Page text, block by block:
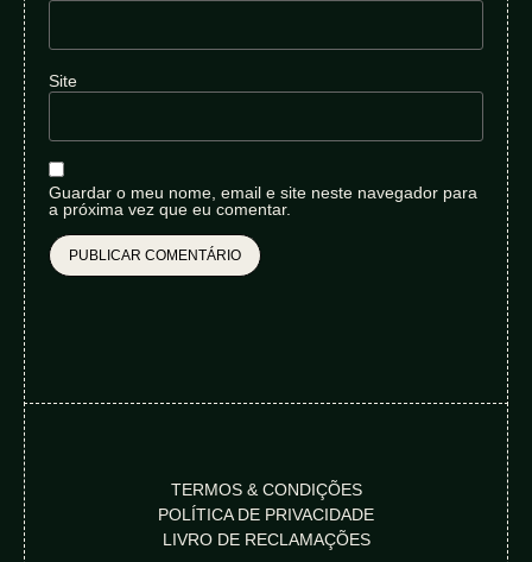
Site
Guardar o meu nome, email e site neste navegador para
a próxima vez que eu comentar.
TERMOS & CONDIÇÕES
POLÍTICA DE PRIVACIDADE
LIVRO DE RECLAMAÇÕES